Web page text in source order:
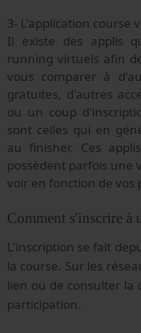
3- L'application course
Il existe des applis
running virtuels afin
vous comparer à
gratuites, d'autres
ou un coup
sont celles qui en
au finisher. Ces
possèdent parfois une
voir en fonction de vos
Comment s'inscrire à
L'inscription se fait
la course. Sur les
lien ou de consulter la
participation.